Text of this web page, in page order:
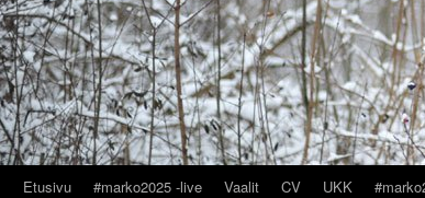
Siirry
Etusivu #marko2025 -live Vaalit CV UKK